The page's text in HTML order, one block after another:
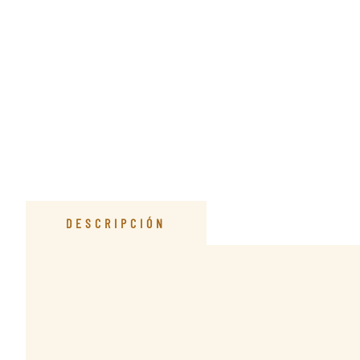
DESCRIPCIÓN